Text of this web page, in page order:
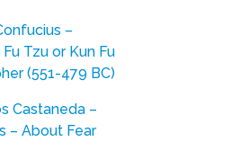
–
Tzu or Kun Fu
(551-479 BC)
Castaneda –
– About Fear